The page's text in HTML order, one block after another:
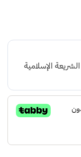
بالراحة